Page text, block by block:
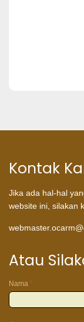
Kontak
Jika ada hal-hal
website ini, silakan
Atau
Atau
silakan
Nama *